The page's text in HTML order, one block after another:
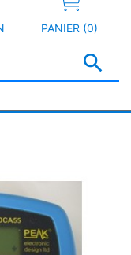

PANIER (0)